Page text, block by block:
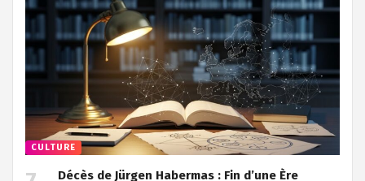
CULTURE
Décès de Jürgen Habermas : Fin d’une Ère